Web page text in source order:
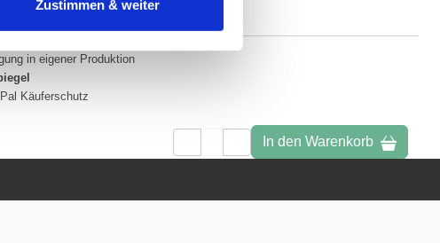
Zustimmen & weiter
in eigener Produktion
Käuferschutz
In den Warenkorb